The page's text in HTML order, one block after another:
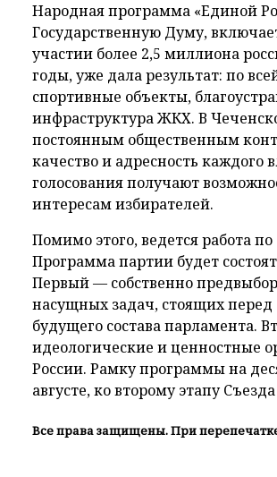
Народная программа «Единой
Государственную Думу,
участии более 2,5 миллиона
годы, уже дала результат: по
спортивные объекты,
инфраструктура ЖКХ. В
постоянным общественным
качество и адресность каждого
голосования получают
интересам избирателей.
Помимо этого, ведется работа
Программа партии будет
Первый — собственно
насущных задач, стоящих
будущего состава парламента.
идеологические и ценностные
России. Рамку программы на
августе, ко второму этапу
Все права защищены. При